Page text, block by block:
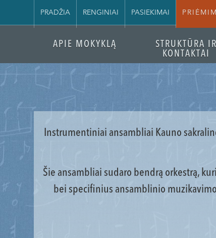
PRADŽIA RENGINIAI PASIEKIMAI
APIE MOKYKLĄ
STRUKTŪRA IR
KONTAKTAI
Instrumentiniai ansambliai Kauno
Šie ansambliai sudaro bendrą orkestrą,
bei specifinius ansamblinio